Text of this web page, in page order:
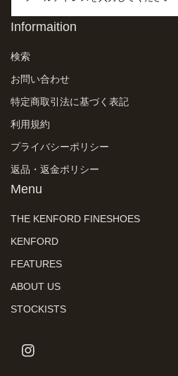
Informaition
検索
お問い合わせ
特定商取引法に基づく表記
利用規約
プライバシーポリシー
返品・返金ポリシー
Menu
THE KENFORD FINESHOES
KENFORD
FEATURES
ABOUT US
STOCKISTS